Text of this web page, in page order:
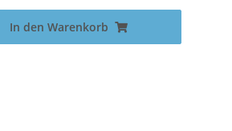
In den Warenkorb